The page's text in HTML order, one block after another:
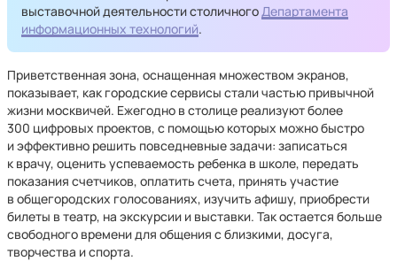
выставочной деятельности столичногоДепартамента
информационных технологий.
Приветственная зона, оснащенная множеством экранов,
показывает, как городские сервисы стали частью привычной
жизни москвичей. Ежегодно в столице реализуют более
300 цифровых проектов, с помощью которых можно быстро
и эффективно решить повседневные задачи: записаться
к врачу, оценить успеваемость ребенка в школе, передать
показания счетчиков, оплатить счета, принять участие
в общегородских голосованиях, изучить афишу, приобрести
билеты в театр, на экскурсии и выставки. Так остается больше
свободного времени для общения с близкими, досуга,
творчества и спорта.